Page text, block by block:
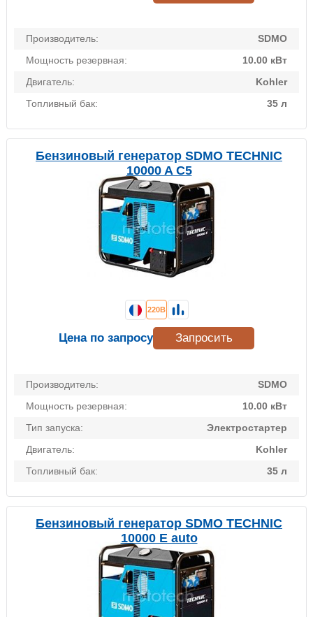
Производитель:
SDMO
Мощность резервная:
10.00 кВт
Двигатель:
Kohler
Топливный бак:
35 л
Бензиновый генератор SDMO TECHNIC
10000 A C5
Производитель:
SDMO
Мощность резервная:
10.00 кВт
Тип запуска:
Электростартер
Двигатель:
Kohler
Топливный бак:
35 л
220В
Цена по запросу Запросить
Бензиновый генератор SDMO TECHNIC
10000 E auto